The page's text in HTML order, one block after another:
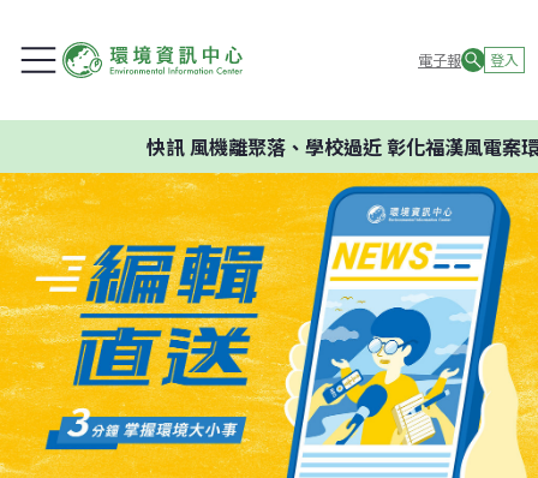
電子報 登入
快訊風機離聚落、學校過近 彰化福漢風電案環